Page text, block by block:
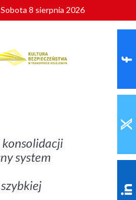
Sobota 8 sierpnia 2026